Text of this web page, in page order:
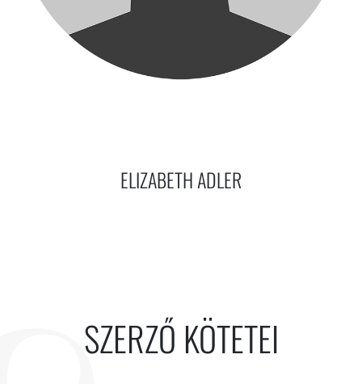
ELIZABETH ADLER
SZERZŐ KÖTETEI